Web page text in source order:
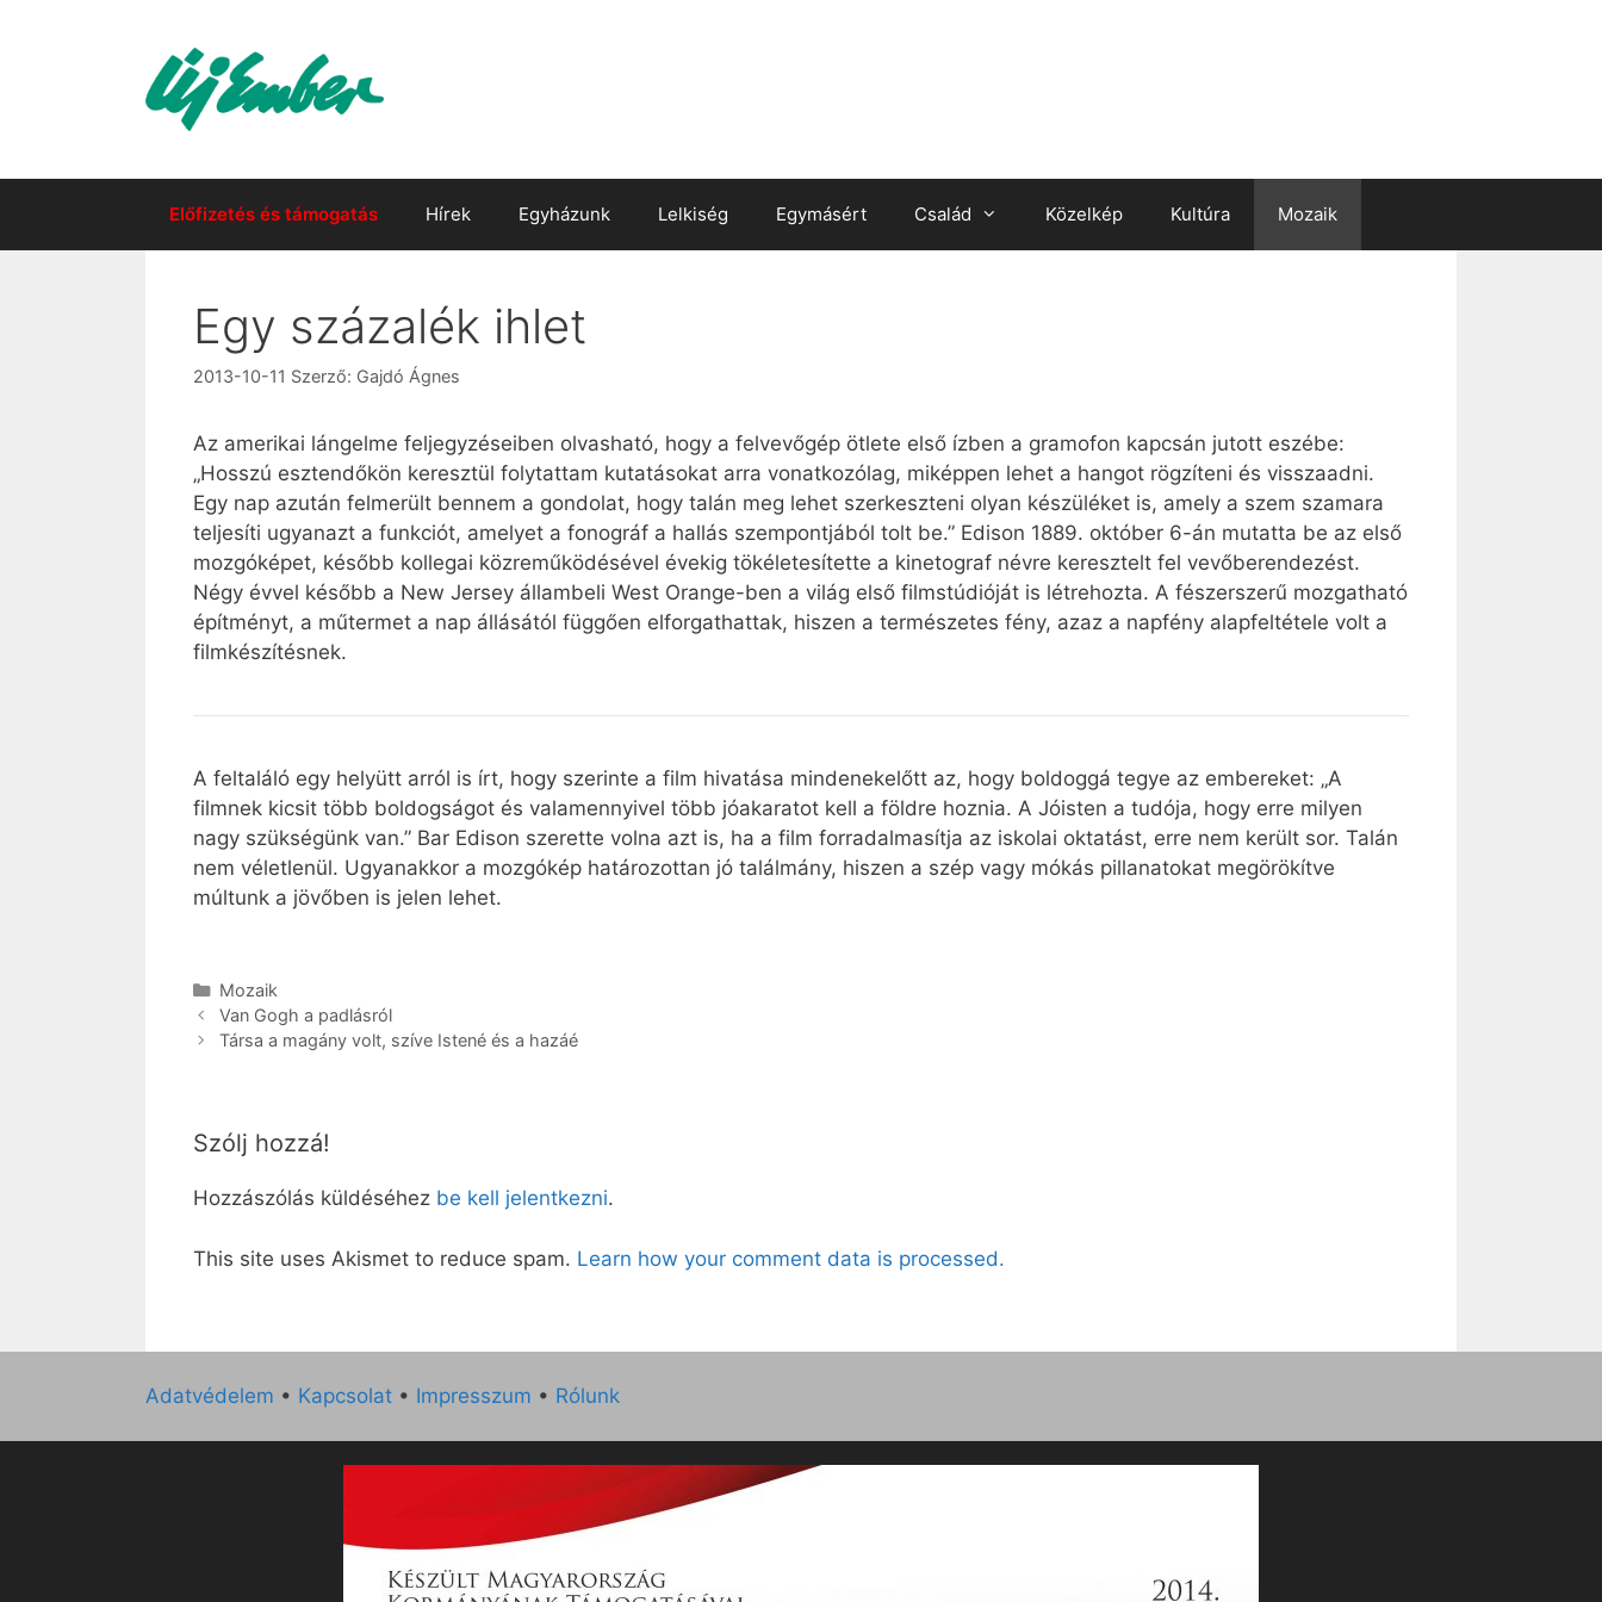
Előfizetés és támogatás Hírek Egyházunk Lelkiség Egymásért Család Közelkép Kultúra Mozaik
Egy százalék ihlet
2013-10-11 Szerző: Gajdó Ágnes
Az amerikai lángelme feljegyzéseiben olvasható, hogy a felvevőgép ötlete első ízben a gramofon kapcsán jutott eszébe:
„Hosszú esztendőkön keresztül folytattam kutatásokat arra vonatkozólag, miképpen lehet a hangot rögzíteni és visszaadni.
Egy nap azután felmerült bennem a gondolat, hogy talán meg lehet szerkeszteni olyan készüléket is, amely a szem szamara
teljesíti ugyanazt a funkciót, amelyet a fonográf a hallás szempontjából tolt be.” Edison 1889. október 6-án mutatta be az első
mozgóképet, később kollegai közreműködésével évekig tökéletesítette a kinetograf névre keresztelt fel vevőberendezést.
Négy évvel később a New Jersey állambeli West Orange-ben a világ első filmstúdióját is létrehozta. A fészerszerű mozgatható
építményt, a műtermet a nap állásától függően elforgathattak, hiszen a természetes fény, azaz a napfény alapfeltétele volt a
filmkészítésnek.
A feltaláló egy helyütt arról is írt, hogy szerinte a film hivatása mindenekelőtt az, hogy boldoggá tegye az embereket: „A
filmnek kicsit több boldogságot és valamennyivel több jóakaratot kell a földre hoznia. A Jóisten a tudója, hogy erre milyen
nagy szükségünk van.” Bar Edison szerette volna azt is, ha a film forradalmasítja az iskolai oktatást, erre nem került sor. Talán
nem véletlenül. Ugyanakkor a mozgókép határozottan jó találmány, hiszen a szép vagy mókás pillanatokat megörökítve
múltunk a jövőben is jelen lehet.
Kategória
Mozaik
Van Gogh a padlásról
Társa a magány volt, szíve Istené és a hazáé
Szólj hozzá!
Hozzászólás küldéséhez be kell jelentkezni.
This site uses Akismet to reduce spam. Learn how your comment data is processed.
Adatvédelem • Kapcsolat • Impresszum • Rólunk